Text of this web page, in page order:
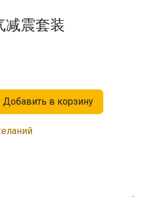
减震套装
Добавить в корзину